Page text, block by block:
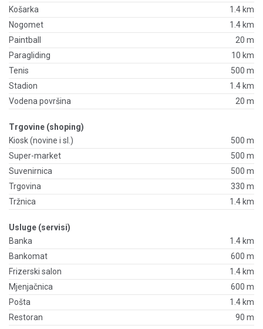
Košarka
1.4 km
Nogomet
1.4 km
Paintball
20 m
Paragliding
10 km
Tenis
500 m
Stadion
1.4 km
Vodena površina
20 m
Trgovine (shoping)
Kiosk (novine i sl.)
500 m
Super-market
500 m
Suvenirnica
500 m
Trgovina
330 m
Tržnica
1.4 km
Usluge (servisi)
Banka
1.4 km
Bankomat
600 m
Frizerski salon
1.4 km
Mjenjačnica
600 m
Pošta
1.4 km
Restoran
90 m